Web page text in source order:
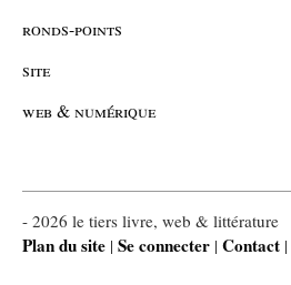
ronds-points
site
web & numérique
- 2026 le tiers livre, web & littérature
Plan du site | Se connecter | Contact |